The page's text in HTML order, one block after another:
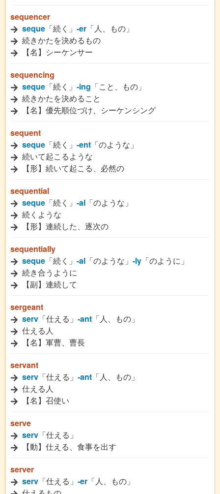
sequencer
seque 「続く」 -er 「人、もの」
続きかたを決めるもの
【名】シーケンサー
sequencing
seque 「続く」 -ing 「こと、もの」
続きかたを決めること
【名】優先順位づけ、シーケンシング
sequent
seque 「続く」 -ent 「のような」
続いて起こるような
【形】続いて起こる、必然の
sequential
seque 「続く」 -al 「のような」
続くような
【形】連続した、逐次の
sequentially
seque 「続く」 -al 「のような」 -ly 「のように」
続き合うように
【副】連続して
sergeant
serv 「仕える」 -ant 「人、もの」
仕える人
【名】軍曹、曹長
servant
serv 「仕える」 -ant 「人、もの」
仕える人
【名】召使い
serve
serv 「仕える」
【動】仕える、食事を出す
server
serv 「仕える」 -er 「人、もの」